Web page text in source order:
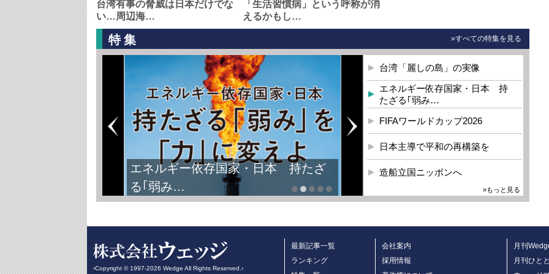
台湾有事の脅威は日本だけでな
い…周辺海…
「生活習慣病」という呼称が消
えるかもし…
特集 »すべての特集を見る
エネルギー依存国家・日本 持たざ
る｢弱み…
台湾「麗しの島」の実像
エネルギー依存国家・日本 持
たざる｢弱み…
FIFAワールドカップ2026
日本主導で平和の再構築を
造船立国ニッポンへ
»もっと見る
‹Copyright © 1997-2026 Wedge All Rights Reserved.›
最新記事一覧
ランキング
会社案内
採用情報
月刊
月刊ひと